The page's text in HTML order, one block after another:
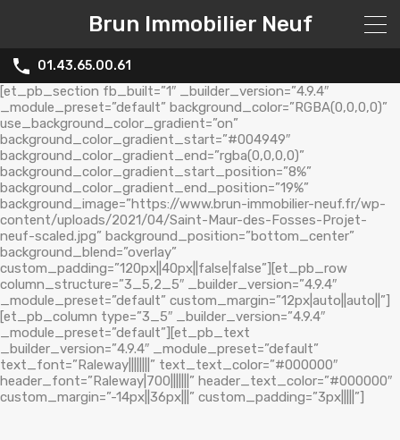
Brun Immobilier Neuf
01.43.65.00.61
[et_pb_section fb_built=”1″ _builder_version=”4.9.4″
_module_preset=”default” background_color=”RGBA(0,0,0,0)”
use_background_color_gradient=”on”
background_color_gradient_start=”#004949″
background_color_gradient_end=”rgba(0,0,0,0)”
background_color_gradient_start_position=”8%”
background_color_gradient_end_position=”19%”
background_image=”https://www.brun-immobilier-neuf.fr/wp-
content/uploads/2021/04/Saint-Maur-des-Fosses-Projet-
neuf-scaled.jpg” background_position=”bottom_center”
background_blend=”overlay”
custom_padding=”120px||40px||false|false”][et_pb_row
column_structure=”3_5,2_5″ _builder_version=”4.9.4″
_module_preset=”default” custom_margin=”12px|auto||auto||”]
[et_pb_column type=”3_5″ _builder_version=”4.9.4″
_module_preset=”default”][et_pb_text
_builder_version=”4.9.4″ _module_preset=”default”
text_font=”Raleway||||||||” text_text_color=”#000000″
header_font=”Raleway|700|||||||” header_text_color=”#000000″
custom_margin=”-14px||36px|||” custom_padding=”3px|||||”]